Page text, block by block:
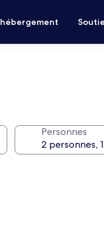
Personnes